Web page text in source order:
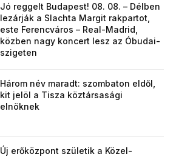
Jó reggelt Budapest! 08. 08. – Délben
lezárják a Slachta Margit rakpartot,
este Ferencváros – Real-Madrid,
közben nagy koncert lesz az Óbudai-
szigeten
Három név maradt: szombaton eldől,
kit jelöl a Tisza köztársasági
elnöknek
Új erőközpont születik a Közel-